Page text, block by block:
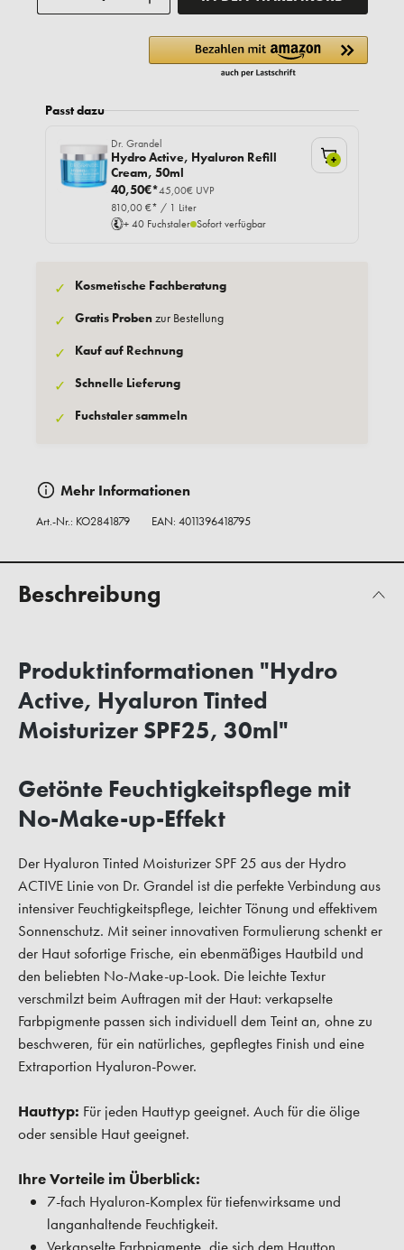
Passt dazu
Dr. Grandel
Hydro Active, Hyaluron Refill
Cream, 50ml
40,50€*45,00€ UVP
810,00 €* / 1 Liter
+ 40 Fuchstaler Sofort verfügbar
+
✓ Kosmetische Fachberatung
✓ Gratis Probenzur Bestellung
✓ Kauf auf Rechnung
✓ Schnelle Lieferung
✓ Fuchstaler sammeln
Mehr Informationen
Art.-Nr.: KO2841879 EAN: 4011396418795
Beschreibung
Produktinformationen "Hydro
Active, Hyaluron Tinted
Moisturizer SPF25, 30ml"
Getönte Feuchtigkeitspflege mit
No-Make-up-Effekt
Der Hyaluron Tinted Moisturizer SPF 25 aus der Hydro
ACTIVE Linie von Dr. Grandel ist die perfekte Verbindung aus
intensiver Feuchtigkeitspflege, leichter Tönung und effektivem
Sonnenschutz. Mit seiner innovativen Formulierung schenkt er
der Haut sofortige Frische, ein ebenmäßiges Hautbild und
den beliebten No-Make-up-Look. Die leichte Textur
verschmilzt beim Auftragen mit der Haut: verkapselte
Farbpigmente passen sich individuell dem Teint an, ohne zu
beschweren, für ein natürliches, gepflegtes Finish und eine
Extraportion Hyaluron-Power.
Hauttyp: Für jeden Hauttyp geeignet. Auch für die ölige
oder sensible Haut geeignet.
Ihre Vorteile im Überblick:
7-fach Hyaluron-Komplex für tiefenwirksame und
langanhaltende Feuchtigkeit.